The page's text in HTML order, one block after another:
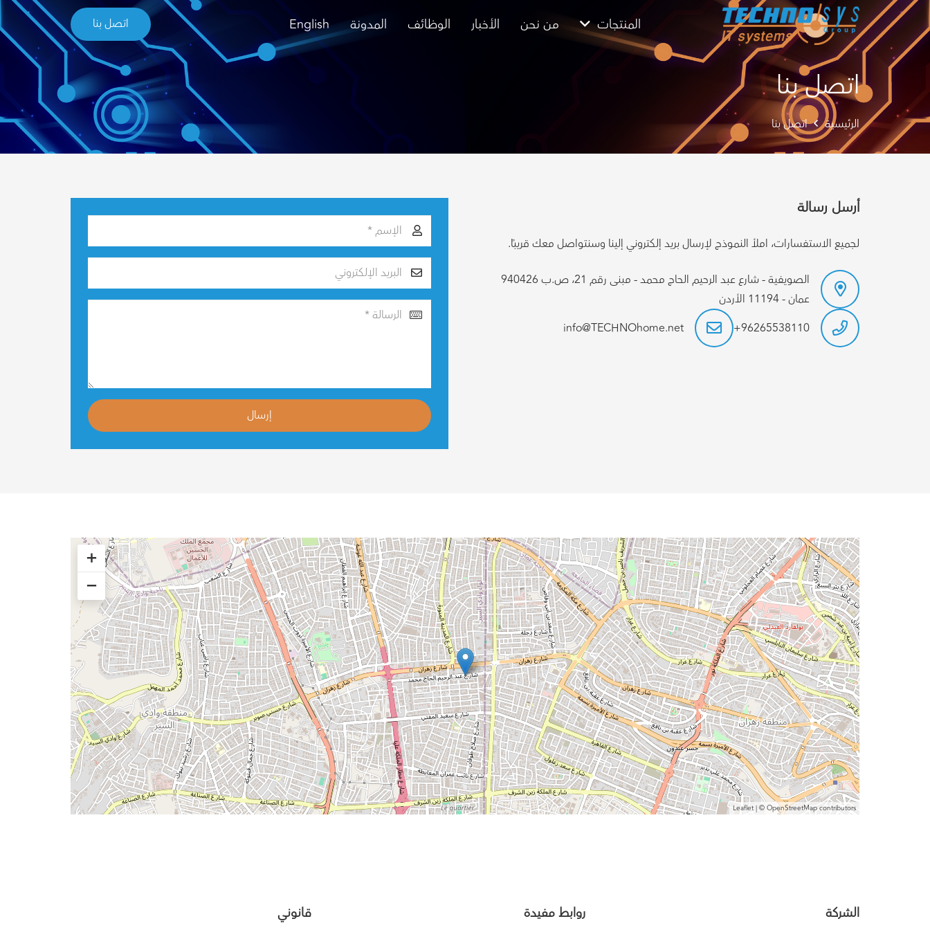
المنتجات من نحن الأخبار الوظائف المدونة English اتصل بنا
اتصل بنا
الرئيسية اتصل بنا
أرسل رسالة
لجميع الاستفسارات، املأ النموذج لإرسال بريد إلكتروني إلينا وسنتواصل معك قريبًا.
الصويفية - شارع عبد الرحيم الحاج محمد - مبنى رقم 21، ص.ب 940426
عمان - 11194 الأردن
96265538110+
info@TECHNOhome.net
إرسال
+
−
Leaflet| ©OpenStreetMapcontributors
الشركة روابط مفيدة قانوني